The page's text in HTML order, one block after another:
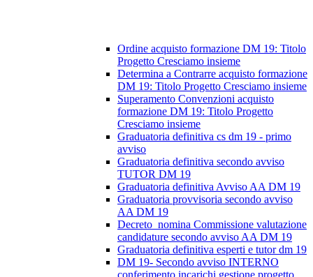
Ordine acquisto formazione DM 19: Titolo
Progetto Cresciamo insieme
Determina a Contrarre acquisto formazione
DM 19: Titolo Progetto Cresciamo insieme
Superamento Convenzioni acquisto
formazione DM 19: Titolo Progetto
Cresciamo insieme
Graduatoria definitiva cs dm 19 - primo
avviso
Graduatoria definitiva secondo avviso
TUTOR DM 19
Graduatoria definitiva Avviso AA DM 19
Graduatoria provvisoria secondo avviso
AA DM 19
Decreto_nomina Commissione valutazione
candidature secondo avviso AA DM 19
Graduatoria definitiva esperti e tutor dm 19
DM 19- Secondo avviso INTERNO